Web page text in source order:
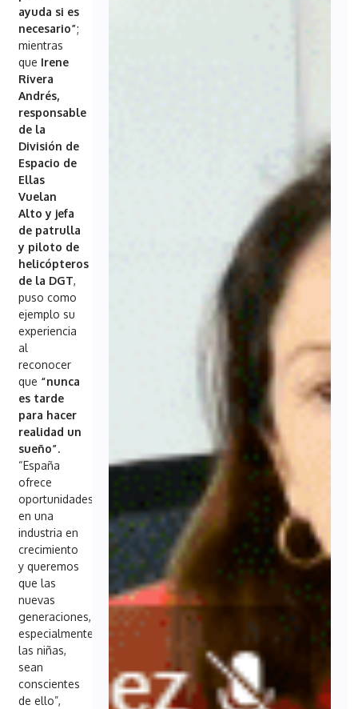
ayuda si es
necesario”;
mientras
que Irene
Rivera
Andrés,
responsable
de la
División de
Espacio de
Ellas
Vuelan
Alto y jefa
de patrulla
y piloto de
helicópteros
de la DGT,
puso como
ejemplo su
experiencia
al
reconocer
que “nunca
es tarde
para hacer
realidad un
sueño”.
“España
ofrece
oportunidades
en una
industria en
crecimiento
y queremos
que las
nuevas
generaciones,
especialmente
las niñas,
sean
conscientes
de ello”,